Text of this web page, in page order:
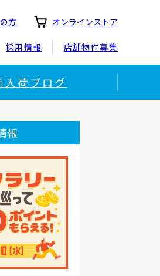
方 オンラインストア
採用情報 店舗物件募集
入荷ブログ
報